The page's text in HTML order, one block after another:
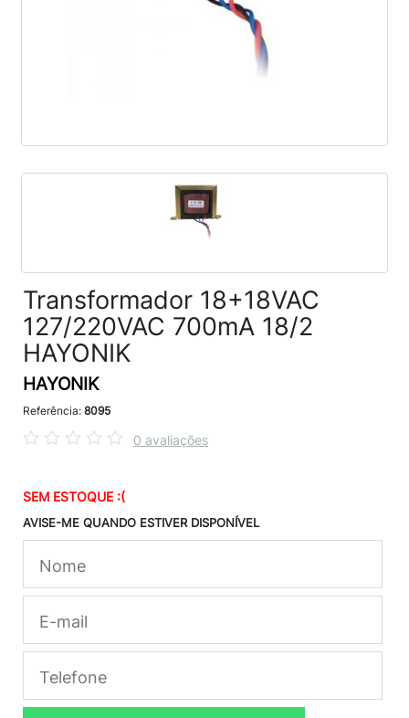
Transformador 18+18VAC
127/220VAC 700mA 18/2
HAYONIK
HAYONIK
Referência: 8095
0 avaliações
SEM ESTOQUE :(
AVISE-ME QUANDO ESTIVER DISPONÍVEL